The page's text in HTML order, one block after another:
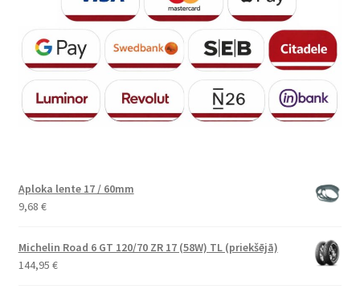
Aploka lente 17 / 60mm
9,68 €
Michelin Road 6 GT 120/70 ZR 17 (58W) TL (priekšējā)
144,95 €